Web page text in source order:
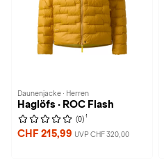
Daunenjacke · Herren
Haglöfs · ROC Flash
(0) 1
CHF 215,99 UVP CHF 320,00